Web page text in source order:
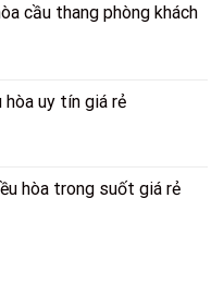
cầu thang phòng khách
hòa uy tín giá rẻ
hòa trong suốt giá rẻ